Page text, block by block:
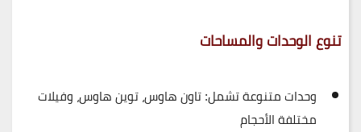
تنوع الوحدات والمساحات
وحدات متنوعة تشمل:تاون هاوس، توين هاوس، وفيلات
مختلفة الأحجام